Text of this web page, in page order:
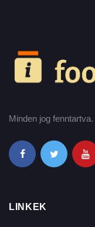
Minden jog
LINKEK